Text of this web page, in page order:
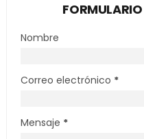
Nombre
Correo electrónico *
Mensaje *